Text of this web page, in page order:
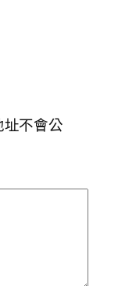
不會公